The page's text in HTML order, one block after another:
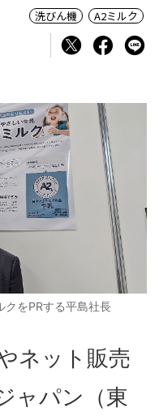
洗びん機
A2ミルク
クをPRする平島社長
ネット販売
ャパン（東